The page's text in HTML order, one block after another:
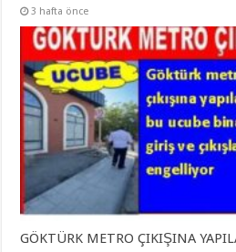
3 hafta önce
GÖKTÜRK METRO ÇIKIŞINA